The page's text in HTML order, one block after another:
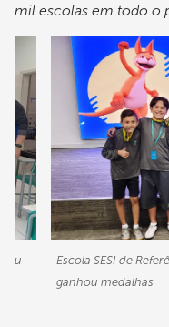
mil escolas em todo o
Escola SESI de
ganhou medalhas